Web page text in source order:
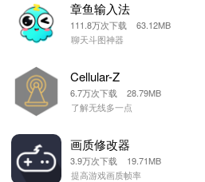
章鱼输入法
111.8万次下载 63.12MB
聊天斗图神器
Cellular-Z
6.7万次下载 28.79MB
了解无线多一点
画质修改器
3.9万次下载 19.71MB
提高游戏画质帧率